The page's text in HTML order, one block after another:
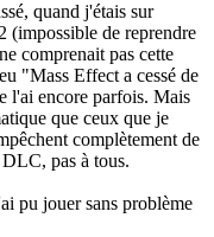
quand j'étais sur
(impossible de reprendre
comprenait pas cette
"Mass Effect a cessé de
l'ai encore parfois. Mais
que ceux que je
complètement de
pas à tous.
pu jouer sans problème